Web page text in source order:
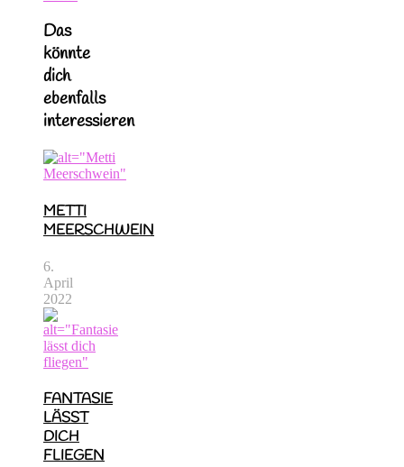
Das
könnte
dich
ebenfalls
interessieren
METTI
MEERSCHWEIN
6.
April
2022
FANTASIE
LÄSST
DICH
FLIEGEN